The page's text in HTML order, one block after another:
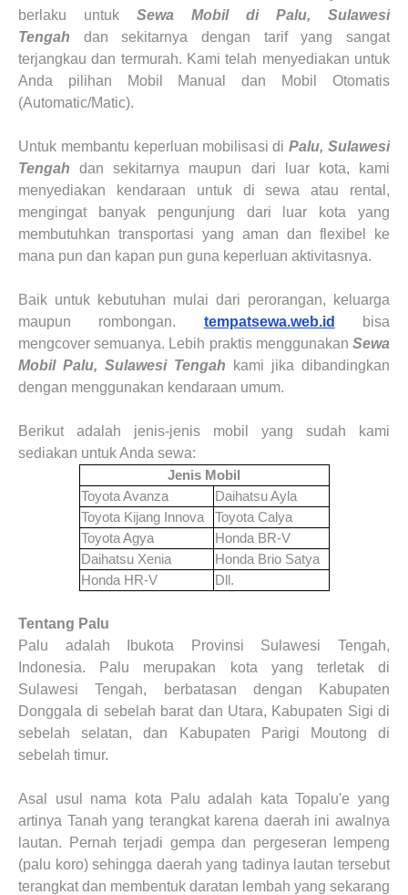
berlaku untuk Sewa Mobil di Palu, Sulawesi
Tengah dan sekitarnya dengan tarif yang sangat
terjangkau dan termurah. Kami telah menyediakan untuk
Anda pilihan Mobil Manual dan Mobil Otomatis
(Automatic/Matic).
Untuk membantu keperluan mobilisasi diPalu, Sulawesi
Tengahdan sekitarnya maupun dari luar kota, kami
menyediakan kendaraan untuk di sewa atau rental,
mengingat banyak pengunjung dari luar kota yang
membutuhkan transportasi yang aman dan flexibel ke
mana pun dan kapan pun guna keperluan aktivitasnya.
Baik untuk kebutuhan mulai dari perorangan, keluarga
maupun rombongan. tempatsewa.web.id
bisa
mengcover semuanya. Lebih praktis menggunakan Sewa
Mobil Palu, Sulawesi Tengah
kami jika dibandingkan
dengan menggunakan kendaraan umum.
Berikut adalah jenis-jenis mobil yang sudah kami
sediakan untuk Anda sewa:
Jenis Mobil
Toyota Avanza
Daihatsu Ayla
Toyota Kijang Innova
Toyota Calya
Toyota Agya
Honda BR-V
Daihatsu Xenia
Honda Brio Satya
Honda HR-V
Dll.
Tentang Palu
Palu adalah Ibukota Provinsi Sulawesi Tengah,
Indonesia. Palu merupakan kota yang terletak di
Sulawesi Tengah, berbatasan dengan Kabupaten
Donggala di sebelah barat dan Utara, Kabupaten Sigi di
sebelah selatan, dan Kabupaten Parigi Moutong di
sebelah timur.
Asal usul nama kota Palu adalah kata Topalu'e yang
artinya Tanah yang terangkat karena daerah ini awalnya
lautan. Pernah terjadi gempa dan pergeseran lempeng
(palu koro) sehingga daerah yang tadinya lautan tersebut
terangkat dan membentuk daratan lembah yang sekarang